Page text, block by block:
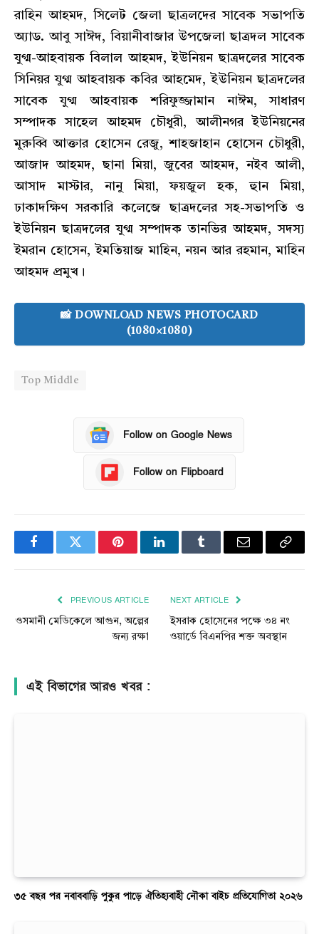
রাহিন আহমদ, সিলেট জেলা ছাত্রলদের সাবেক সভাপতি
অ্যাড. আবু সাঈদ, বিয়ানীবাজার উপজেলা ছাত্রদল সাবেক
যুগ্ম-আহবায়ক বিলাল আহমদ, ইউনিয়ন ছাত্রদলের সাবেক
সিনিয়র যুগ্ম আহবায়ক কবির আহমেদ, ইউনিয়ন ছাত্রদলের
সাবেক যুগ্ম আহবায়ক শরিফুজ্জামান নাঈম, সাধারণ
সম্পাদক সাহেল আহমদ চৌধুরী, আলীনগর ইউনিয়নের
মুরুব্বি আক্তার হোসেন রেজু, শাহজাহান হোসেন চৌধুরী,
আজাদ আহমদ, ছানা মিয়া, জুবের আহমদ, নইব আলী,
আসাদ মাস্টার, নানু মিয়া, ফয়জুল হক, হাুন মিয়া,
ঢাকাদক্ষিণ সরকারি কলেজে ছাত্রদলের সহ-সভাপতি ও
ইউনিয়ন ছাত্রদলের যুগ্ম সম্পাদক তানভির আহমদ, সদস্য
ইমরান হোসেন, ইমতিয়াজ মাহিন, নয়ন আর রহমান, মাহিন
আহমদ প্রমুখ।
📸 DOWNLOAD NEWS PHOTOCARD
(1080×1080)
Top Middle
Follow on Google News
Follow on Flipboard
FacebookTwitter PinterestLinkedInTumblr Email
Copy
PREVIOUS ARTICLE
ওসমানী মেডিকেলে আগুন, অল্পের
জন্য রক্ষা
NEXT ARTICLE
ইসরাক হোসেনের পক্ষে ৩৪ নং
ওয়ার্ডে বিএনপির শক্ত অবস্থান
এই বিভাগের আরও খবর :
৩৫ বছর পর নবাববাড়ি পুকুর পাড়ে ঐতিহ্যবাহী নৌকা বাইচ প্রতিযোগিতা ২০২৬